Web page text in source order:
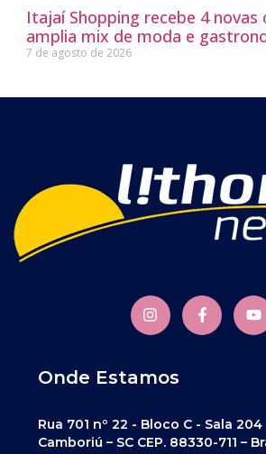
Itajaí Shopping recebe 4 novas
amplia mix de moda e
7 de agosto de 2026
Onde Estamos
Rua 701 nº 22 - Bloco C - Sala
Camboriú – SC CEP. 88330-711 –